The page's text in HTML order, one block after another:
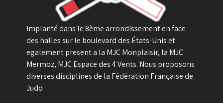
Implanté dans le 8ème arrondissement en face
des halles sur le boulevard des États-Unis et
egalement present a la MJC Monplaisir, la MJC
Mermoz, MJC Espace des 4 Vents. Nous proposons
diverses disciplines de la Fédération Française de
Judo